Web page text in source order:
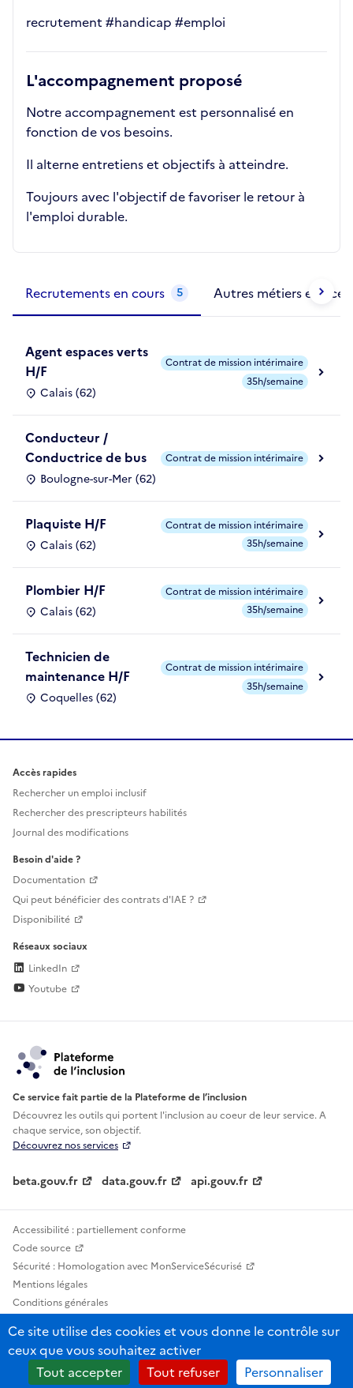
recrutement #handicap #emploi
L'accompagnement proposé
Notre accompagnement est personnalisé en
fonction de vos besoins.
Il alterne entretiens et objectifs à atteindre.
Toujours avec l'objectif de favoriser le retour à
l'emploi durable.
Recrutements en cours 5 Autres métiers exercés
Agent espaces verts
H/F
Calais (62)
Contrat de mission intérimaire
35h/semaine
Conducteur /
Conductrice de bus
Boulogne-sur-Mer (62)
Contrat de mission intérimaire
Plaquiste H/F
Calais (62)
Contrat de mission intérimaire
35h/semaine
Plombier H/F
Calais (62)
Contrat de mission intérimaire
35h/semaine
Technicien de
maintenance H/F
Coquelles (62)
Contrat de mission intérimaire
35h/semaine
Accès rapides
Rechercher un emploi inclusif
Rechercher des prescripteurs habilités
Journal des modifications
Besoin d'aide ?
Documentation
Qui peut bénéficier des contrats d'IAE ?
Disponibilité
Réseaux sociaux
LinkedIn
Youtube
Ce service fait partie de la Plateforme de l’inclusion
Découvrez les outils qui portent l'inclusion aucoeur de leur service. A
chaque service, son objectif.
Découvrez nos services
beta.gouv.fr data.gouv.fr api.gouv.fr
Accessibilité : partiellement conforme
Code source
Sécurité : Homologation avec MonServiceSécurisé
Mentions légales
Conditions générales
Statistiques, lexiques et indicateurs
Sauf mention contraire, tous les contenus de ce site sont sous licence
etalab-2.0
Ce site utilise des cookies et vous donne le contrôle sur
ceux que vous souhaitez activer
Tout accepter
Tout refuser Personnaliser